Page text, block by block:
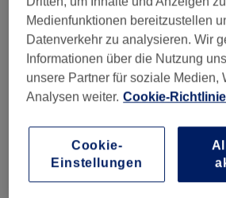
Medienfunktionen bereitzustellen
Datenverkehr zu analysieren. Wir
Informationen über die Nutzung
unsere Partner für soziale Medien,
Analysen weiter. Cookie-
Cookie-
Einstellungen